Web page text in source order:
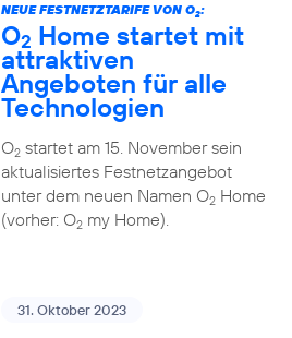
NEUE FESTNETZTARIFE VON O2:
O2 Home startet mit
attraktiven
Angeboten für alle
Technologien
O2startet am 15. November sein
aktualisiertes Festnetzangebot
unter dem neuen Namen O2Home
(vorher: O2my Home).
31. Oktober 2023